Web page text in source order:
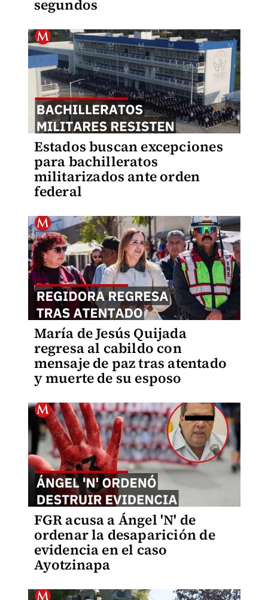
segundos
Estados buscan excepciones
para bachilleratos
militarizados ante orden
federal
María de Jesús Quijada
regresa al cabildo con
mensaje de paz tras atentado
y muerte de su esposo
FGR acusa a Ángel 'N' de
ordenar la desaparición de
evidencia en el caso
Ayotzinapa